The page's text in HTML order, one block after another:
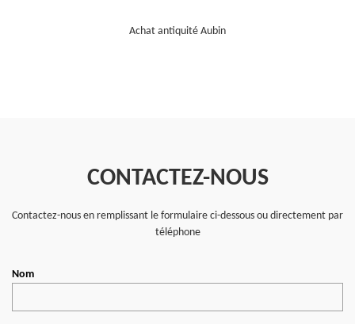
Achat antiquité Aubin
CONTACTEZ-NOUS
Contactez-nous en remplissant le formulaire ci-dessous ou directement par
téléphone
Nom